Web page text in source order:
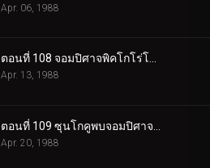
Apr. 06, 1988
ตอนที่ 108 จอมปิศาจพิคโกโร่โกรธแล้ว
Apr. 13, 1988
Apr. 20, 1988